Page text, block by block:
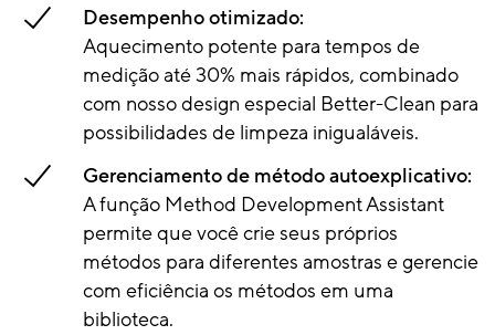
Desempenho otimizado:
Aquecimento potente para tempos de
medição até 30% mais rápidos, combinado
com nosso design especial Better-Clean para
possibilidades de limpeza inigualáveis.
Gerenciamento de método autoexplicativo:
A função Method Development Assistant
permite que você crie seus próprios
métodos para diferentes amostras e gerencie
com eficiência os métodos em uma
biblioteca.